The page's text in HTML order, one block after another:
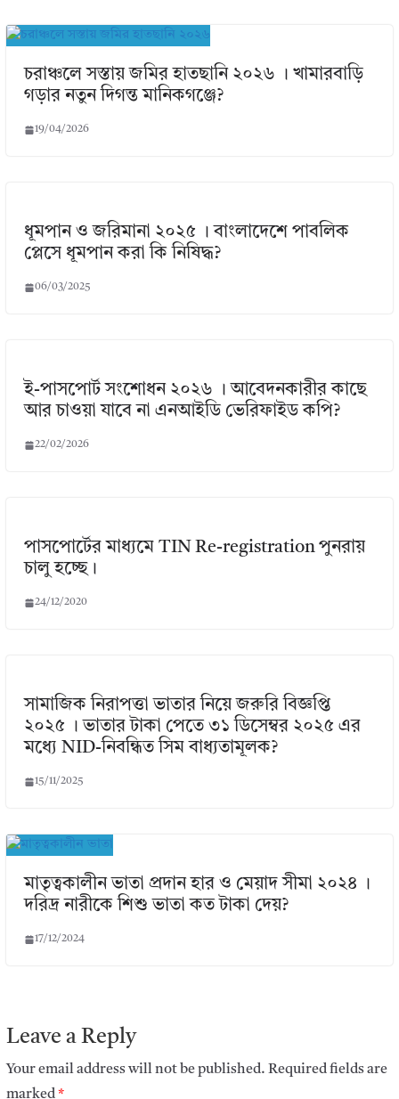
চরাঞ্চলে সস্তায় জমির হাতছানি ২০২৬ । খামারবাড়ি
গড়ার নতুন দিগন্ত মানিকগঞ্জে?
19/04/2026
ধূমপান ও জরিমানা ২০২৫ । বাংলাদেশে পাবলিক
প্লেসে ধূমপান করা কি নিষিদ্ধ?
06/03/2025
ই-পাসপোর্ট সংশোধন ২০২৬ । আবেদনকারীর কাছে
আর চাওয়া যাবে না এনআইডি ভেরিফাইড কপি?
22/02/2026
পাসপোর্টের মাধ্যমে TIN Re-registration পুনরায়
চালু হচ্ছে।
24/12/2020
সামাজিক নিরাপত্তা ভাতার নিয়ে জরুরি বিজ্ঞপ্তি
২০২৫ । ভাতার টাকা পেতে ৩১ ডিসেম্বর ২০২৫ এর
মধ্যে NID-নিবন্ধিত সিম বাধ্যতামূলক?
15/11/2025
মাতৃত্বকালীন ভাতা প্রদান হার ও মেয়াদ সীমা ২০২৪ ।
দরিদ্র নারীকে শিশু ভাতা কত টাকা দেয়?
17/12/2024
Leave a Reply
Your email address will not be published. Required fields are
marked*